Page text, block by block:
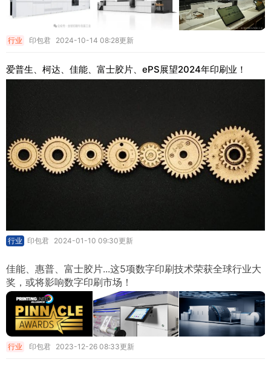
行业 印包君 2024-10-14 08:28更新
爱普生、柯达、佳能、富士胶片、ePS展望2024年印刷业！
行业 印包君 2024-01-10 09:30更新
佳能、惠普、富士胶片...这5项数字印刷技术荣获全球行业大
奖，或将影响数字印刷市场！
行业 印包君 2023-12-26 08:33更新